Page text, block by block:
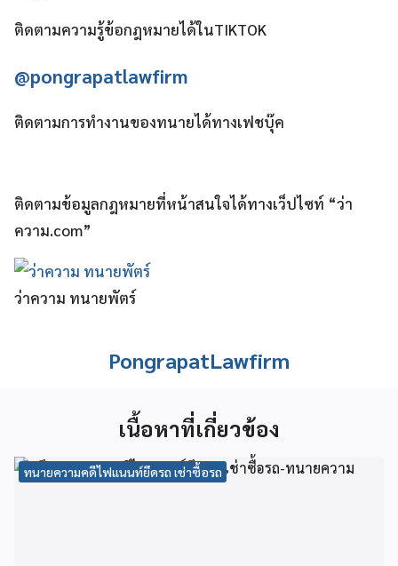
ติดตามความรู้ข้อกฎหมายได้ในTIKTOK
@pongrapatlawfirm
ติดตามการทำงานของทนายได้ทางเฟชบุ๊ค
ติดตามข้อมูลกฎหมายที่หน้าสนใจได้ทางเว็ปไซท์ “ว่า
ความ.com”
ว่าความ ทนายพัตร์
PongrapatLawfirm
เนื้อหาที่เกี่ยวข้อง
ทนายความคดีไฟแนนท์ยึดรถ เช่าซื้อรถ